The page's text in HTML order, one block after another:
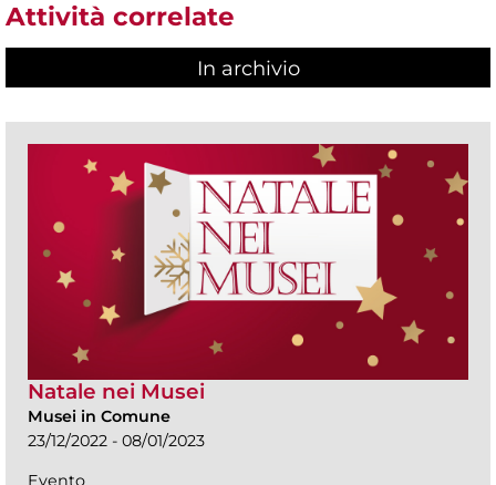
Attività correlate
In archivio
Natale nei Musei
Musei in Comune
23/12/2022 - 08/01/2023
Evento